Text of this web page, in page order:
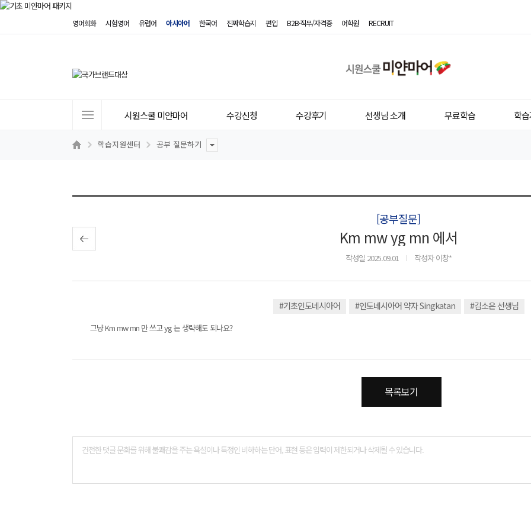
영어회화 시험영어 유럽어 아시아어 한국어 진짜학습지 편입 B2B·직무/자격증 어학원 RECRUIT
스
마
트
시원스쿨 미얀마어 수강신청 수강후기 선생님 소개 무료학습 학
학습지원센터 공부 질문하기
[공부질문]
Km mw yg mn 에서
작성일 2025.09.01 작성자 이창*
#기초인도네시아어 #인도네시아어 약자 Singkatan #김소은 선생님
그냥 Km mw mn 만 쓰고 yg 는 생략해도 되나요?
목록보기